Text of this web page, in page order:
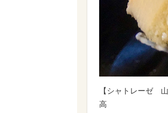
【シャトレーゼ
高